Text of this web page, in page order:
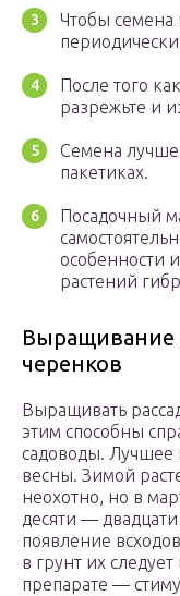
Чтобы семена
После того
разрежьте и
Семена лучше
пакетиках.
Посадочный
особенности
растений
Выращивание
черенков
Выращивать
этим способны
садоводы. Лучшее
весны. Зимой
неохотно, но в
десяти —
появление
в грунт их
препарате —